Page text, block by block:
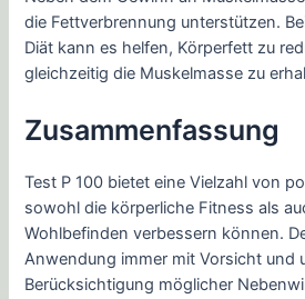
die Fettverbrennung unterstützen.
Diät kann es helfen, Körperfett zu
gleichzeitig die Muskelmasse zu
Zusammenfassung
Test P 100 bietet eine Vielzahl von
sowohl die körperliche Fitness als
Wohlbefinden verbessern können.
Anwendung immer mit Vorsicht und
Berücksichtigung möglicher